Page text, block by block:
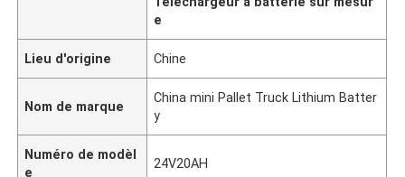
e
Lieu d'origine Chine
Nom de marque
China mini Pallet Truck Lithium Batter
y
Numéro de modèl
e
24V20AH